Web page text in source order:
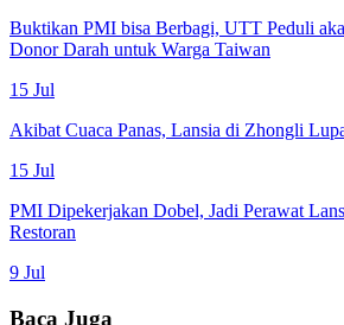
Buktikan PMI bisa Berbagi, UTT Peduli
Donor Darah untuk Warga Taiwan
15 Jul
Akibat Cuaca Panas, Lansia di Zhongli
15 Jul
PMI Dipekerjakan Dobel, Jadi Perawat
Restoran
9 Jul
Baca Juga